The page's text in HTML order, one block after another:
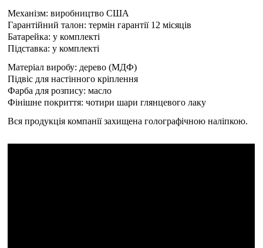
Механізм: виробництво США
Гарантійний талон: термін гарантії 12 місяців
Батарейка: у комплекті
Підставка: у комплекті
Матеріал виробу: дерево (МДФ)
Підвіс для настінного кріплення
Фарба для розпису: масло
Фінішне покриття: чотири шари глянцевого лаку
Вся продукція компанії захищена голографічною наліпкою.